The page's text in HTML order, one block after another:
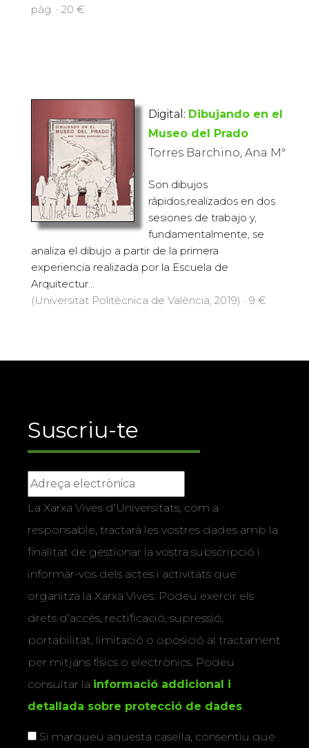
pàg. · 20 €
Digital: Dibujando en el
Museo del Prado
Torres Barchino, Ana Mª
Son dibujos
rápidos,realizados en dos
sesiones de trabajo y,
fundamentalmente, se
analiza el dibujo a partir de la primera
experiencia realizada por la Escuela de
Arquitectur...
(Universitat Politècnica de València, 2019) · 9 €
Suscriu-te
La Xarxa Vives d’Universitats, com a
responsable, tractarà les vostres dades amb la
finalitat de gestionar la vostra subscripció i
informar-vos dels actes i activitats que
organitza la Xarxa Vives. Podeu exercir els
drets d’accés, rectificació, supressió,
portabilitat, limitació o oposició al tractament
per mitjans físics o electrònics. Podeu
consultar la informació addicional i
detallada sobre protecció de dades
Si marqueu aquesta casella, consentiu que